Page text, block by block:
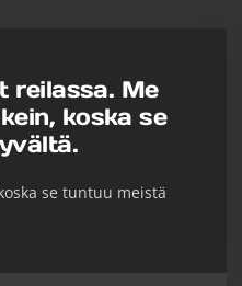
reilassa. Me
koska se
se tuntuu meistä